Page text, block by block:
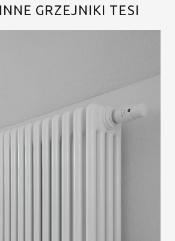
GRZEJNIKI TESI